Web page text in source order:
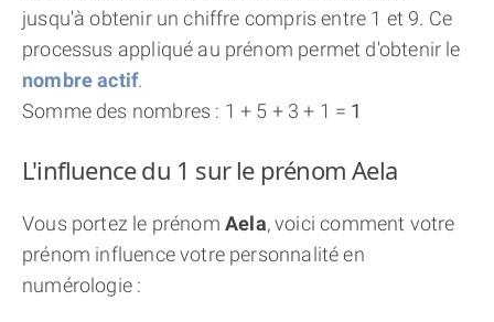
jusqu'à obtenir un chiffre compris entre 1 et 9. Ce
processus appliqué au prénom permet d'obtenir le
nombre actif.
Somme des nombres : 1 + 5 + 3 + 1 = 1
L'influence du 1 sur le prénom Aela
Vous portez le prénom Aela, voici comment votre
prénom influence votre personnalité en
numérologie :